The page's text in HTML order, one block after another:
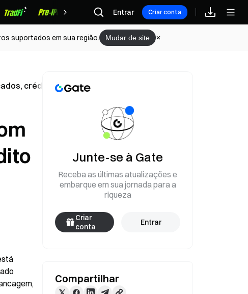
Recompensas
Entrar Criar conta
suportados em sua região. Mudar de site
crédito e empregos
Junte-se à Gate
Receba as últimas atualizações e
embarque em sua jornada para a
riqueza
Criar
conta
Entrar
Compartilhar